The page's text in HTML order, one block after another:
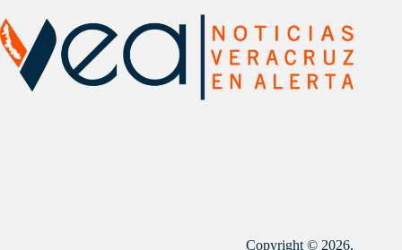
Copyright © 2026,